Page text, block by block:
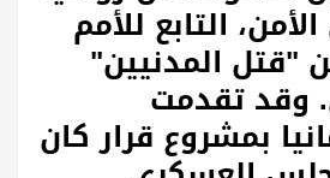
التابع للأمم
"قتل المدنيين"
وقد تقدمت
بمشروع قرار كان